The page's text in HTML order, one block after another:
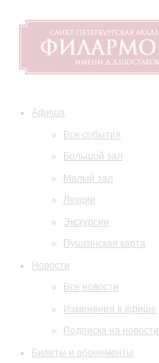
Афиша
Все события
Большой зал
Малый зал
Лекции
Экскурсии
Пушкинская карта
Новости
Все новости
Изменения в афише
Подписка на новости
Билеты и абонементы